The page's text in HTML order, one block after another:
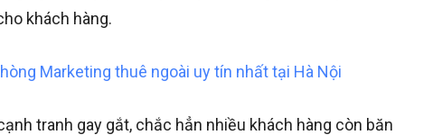
khách hàng.
Marketing thuê ngoài uy tín nhất tại Hà Nội
tranh gay gắt, chắc hẳn nhiều khách hàng còn băn